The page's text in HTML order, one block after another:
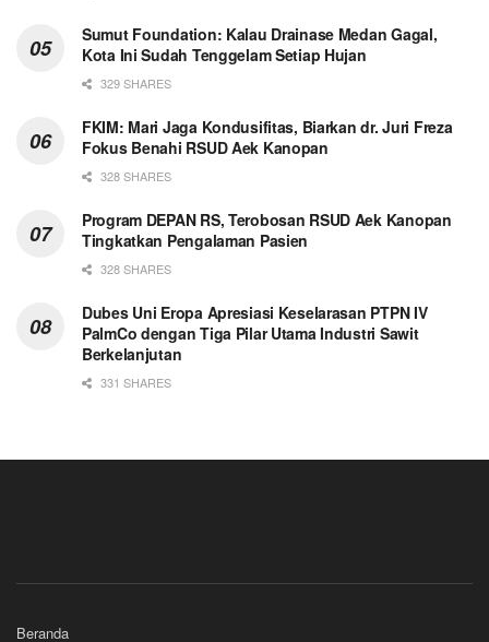
Sumut Foundation: Kalau Drainase Medan Gagal,
Kota Ini Sudah Tenggelam Setiap Hujan
329 SHARES
FKIM: Mari Jaga Kondusifitas, Biarkan dr. Juri Freza
Fokus Benahi RSUD Aek Kanopan
328 SHARES
Program DEPAN RS, Terobosan RSUD Aek Kanopan
Tingkatkan Pengalaman Pasien
328 SHARES
Dubes Uni Eropa Apresiasi Keselarasan PTPN IV
PalmCo dengan Tiga Pilar Utama Industri Sawit
Berkelanjutan
331 SHARES
Beranda